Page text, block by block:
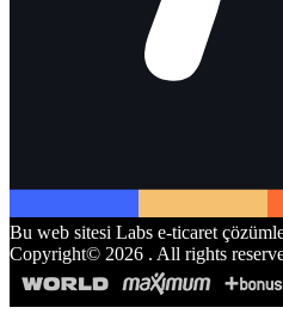
Bu web sitesi Labs e-ticaret
Copyright© 2026 . All rights